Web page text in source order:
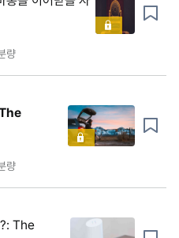
량
량
The